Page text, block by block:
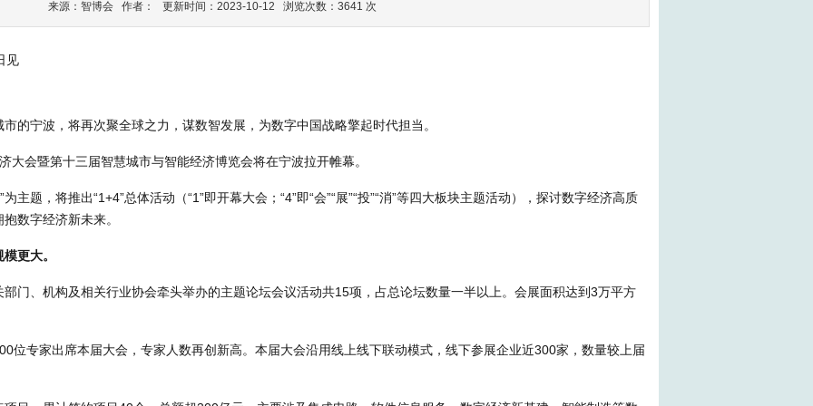
来源：智博会 作者： 更新时间：2023-10-12 浏览次数：3641 次
的宁波，将再次聚全球之力，谋数智发展，为数字中国战略擎起时代担当。
会暨第十三届智慧城市与智能经济博览会将在宁波拉开帷幕。
主题，将推出“1+4”总体活动（“1”即开幕大会；“4”即“会”“展”“投”“消”等四大板块主题活动），探讨数字经济高质
数字经济新未来。
更大。
门、机构及相关行业协会牵头举办的主题论坛会议活动共15项，占总论坛数量一半以上。会展面积达到3万平方
位专家出席本届大会，专家人数再创新高。本届大会沿用线上线下联动模式，线下参展企业近300家，数量较上届